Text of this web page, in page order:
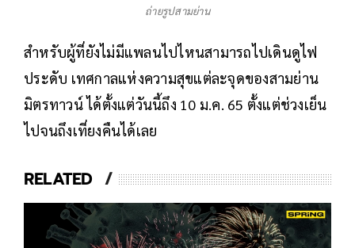
ถ่ายรูปสามย่าน
สำหรับผู้ที่ยังไม่มีแพลนไปไหนสามารถไปเดินดูไฟ
ประดับ เทศกาลแห่งความสุขแต่ละจุดของสามย่าน
มิตรทาวน์ ได้ตั้งแต่วันนี้ถึง 10 ม.ค. 65 ตั้งแต่ช่วงเย็น
ไปจนถึงเที่ยงคืนได้เลย
RELATED